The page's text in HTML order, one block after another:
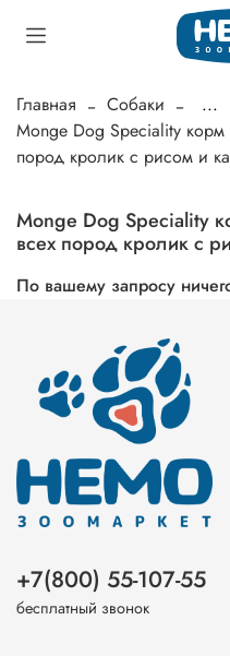
Главная Собаки
...
Monge Dog Speciality
пород кролик с рисом и
Monge Dog Speciality
всех пород кролик с
По вашему запросу
+7(800) 55-107-55
бесплатный звонок